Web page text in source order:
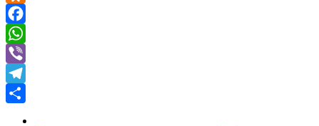
Odnoklassniki
Facebook
WhatsApp
Viber
Telegram